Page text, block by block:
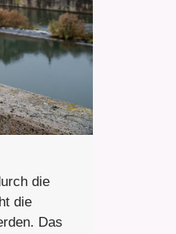
die
die
Das